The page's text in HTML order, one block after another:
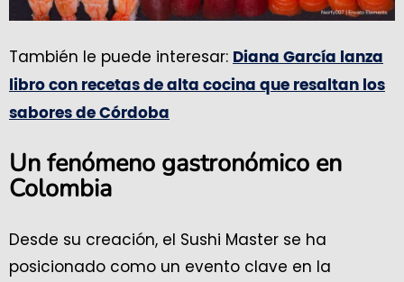
También le puede interesar: Diana García lanza
libro con recetas de alta cocina que resaltan los
sabores de Córdoba
Un fenómeno gastronómico en
Colombia
Desde su creación, el Sushi Master se ha
posicionado como un evento clave en la